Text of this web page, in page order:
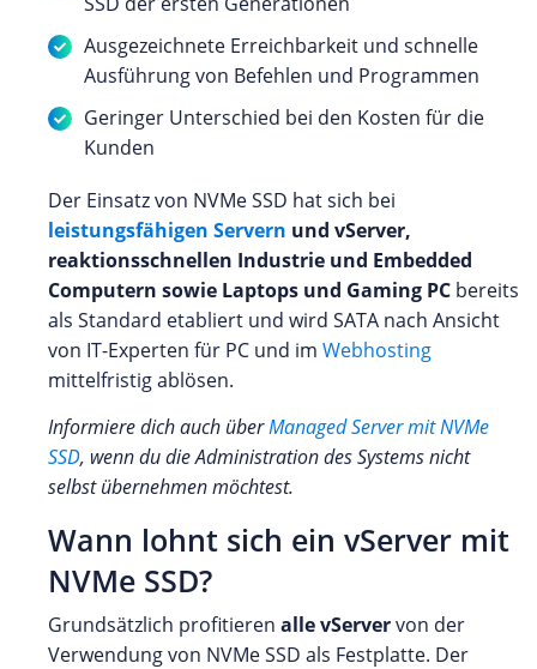
Ausgezeichnete Erreichbarkeit und schnelle
Ausführung von Befehlen und Programmen
Geringer Unterschied bei den Kosten für die
Kunden
Der Einsatz von NVMe SSD hat sich bei
leistungsfähigen Servern und vServer,
reaktionsschnellen Industrie und Embedded
Computern sowie Laptops und Gaming PC bereits
als Standard etabliert und wird SATA nach Ansicht
von IT-Experten für PC und im Webhosting
mittelfristig ablösen.
Informiere dich auch überManaged Server mit NVMe
SSD, wenn du die Administration des Systems nicht
selbst übernehmen möchtest.
Wann lohnt sich ein vServer mit
NVMe SSD?
Grundsätzlich profitieren alle vServervon der
Verwendung von NVMe SSD als Festplatte. Der